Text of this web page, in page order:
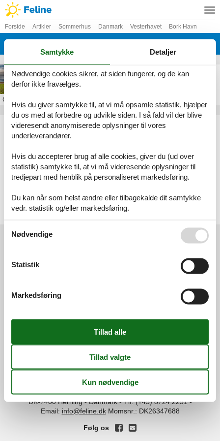
Forside Artikler Sommerhus Danmark Vesterhavet Bork Havn
Skjern Enge
Sommerhus i Skjern Enge
Om
Artikeltyper
Alle
Geografier
Alle
Vesterhavet
Bork Havn
Din tryghed
©Feline Holidays-Feline Holidays A/S-Nygade 8B, 2.th -
DK-7400 Herning-Danmark -Tlf: (+45) 8724 2251-
Email: info@feline.dk Momsnr.: DK26347688
Følg os
Samtykke Detaljer
Nødvendige cookies sikrer, at siden fungerer, og de kan
derfor ikke fravælges.
Hvis du giver samtykke til, at vi må opsamle statistik, hjælper
du os med at forbedre og udvikle siden. I så fald vil der blive
videresendt anonymiserede oplysninger til vores
underleverandører.
Hvis du accepterer brug af alle cookies, giver du (ud over
statistik) samtykke til, at vi må videresende oplysninger til
tredjepart med henblik på personaliseret markedsføring.
Du kan når som helst ændre eller tilbagekalde dit samtykke
vedr. statistik og/eller markedsføring.
Nødvendige
Statistik
Markedsføring